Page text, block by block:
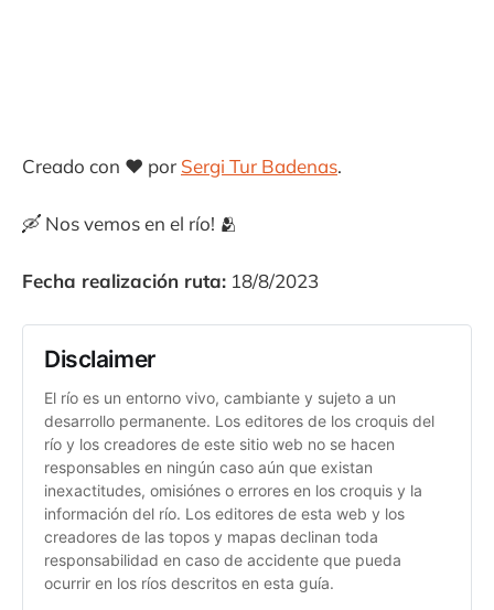
Creado con ❤️ por Sergi Tur Badenas.
🛶 Nos vemos en el río! 🫂
Fecha realización ruta: 18/8/2023
Disclaimer
El río es un entorno vivo, cambiante y sujeto a un
desarrollo permanente. Los editores de los croquis del
río y los creadores de este sitio web no se hacen
responsables en ningún caso aún que existan
inexactitudes, omisiónes o errores en los croquis y la
información del río. Los editores de esta web y los
creadores de las topos y mapas declinan toda
responsabilidad en caso de accidente que pueda
ocurrir en los ríos descritos en esta guía.